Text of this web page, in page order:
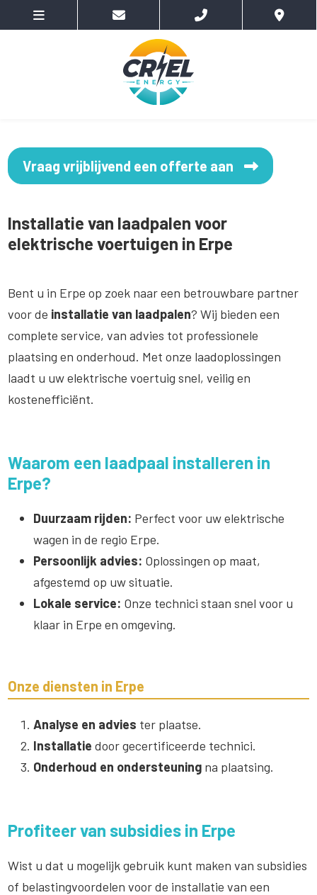
Vraag vrijblijvend een offerte aan
Installatie van laadpalen voor
elektrische voertuigen in Erpe
Bent u in Erpe op zoek naar een betrouwbare partner
voor de installatie van laadpalen? Wij bieden een
complete service, van advies tot professionele
plaatsing en onderhoud. Met onze laadoplossingen
laadt u uw elektrische voertuig snel, veilig en
kostenefficiënt.
Waarom een laadpaal installeren in
Erpe?
Duurzaam rijden: Perfect voor uw elektrische
wagen in de regio Erpe.
Persoonlijk advies: Oplossingen op maat,
afgestemd op uw situatie.
Lokale service: Onze technici staan snel voor u
klaar in Erpe en omgeving.
Onze diensten in Erpe
Analyse en advies ter plaatse.
Installatie door gecertificeerde technici.
Onderhoud en ondersteuning na plaatsing.
Profiteer van subsidies in Erpe
Wist u dat u mogelijk gebruik kunt maken van subsidies
of belastingvoordelen voor de installatie van een